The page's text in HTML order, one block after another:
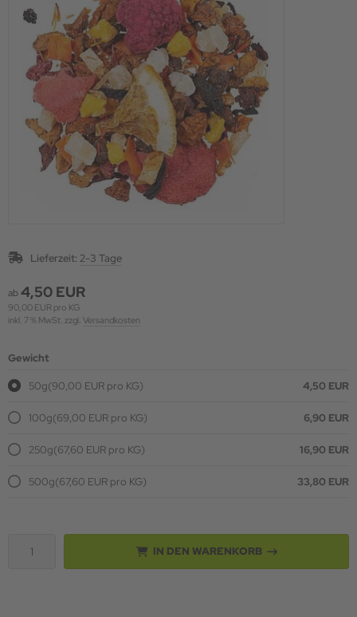
Lieferzeit: 2-3 Tage
ab4,50 EUR
90,00 EUR pro KG
inkl. 7 % MwSt. zzgl. Versandkosten
Gewicht
50g(90,00 EUR pro KG) 4,50 EUR
100g(69,00 EUR pro KG) 6,90 EUR
250g(67,60 EUR pro KG) 16,90 EUR
500g(67,60 EUR pro KG) 33,80 EUR
IN DEN WARENKORB